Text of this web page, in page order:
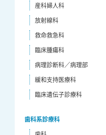
産科婦人科
放射線科
救命救急科
臨床腫瘍科
病理診断科／病理部
緩和支持医療科
臨床遺伝子診療科
歯科系診療科